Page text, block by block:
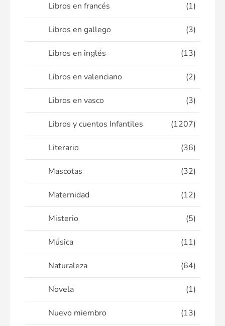
Libros en francés (1)
Libros en gallego (3)
Libros en inglés (13)
Libros en valenciano (2)
Libros en vasco (3)
Libros y cuentos Infantiles (1207)
Literario (36)
Mascotas (32)
Maternidad (12)
Misterio (5)
Música (11)
Naturaleza (64)
Novela (1)
Nuevo miembro (13)